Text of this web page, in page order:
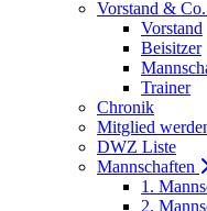
Vorstand & Co.
Vorstand
Beisitzer
Trainer
Chronik
Mitglied
DWZ Liste
Mannschaften
1.
2.